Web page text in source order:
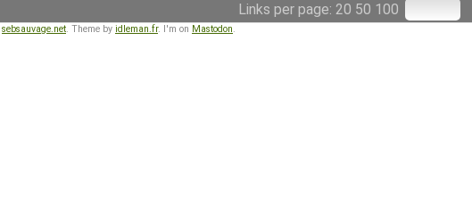
Links per page: 20 50 100
sebsauvage.net. Theme by idleman.fr. I'm on Mastodon.